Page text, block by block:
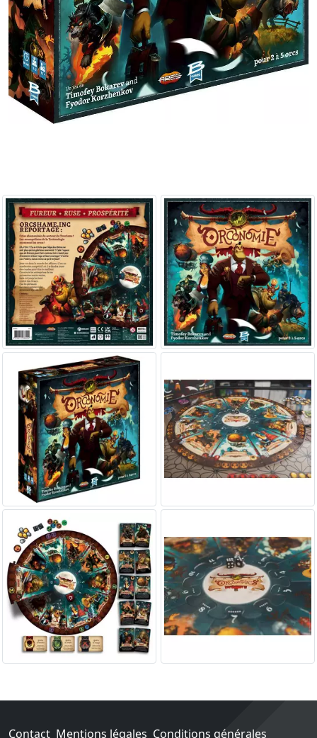
Contact Mentions légales Conditions générales